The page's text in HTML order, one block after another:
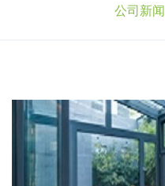
公司新闻